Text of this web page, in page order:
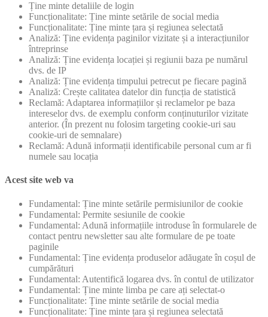
Ține minte detaliile de login
Funcționalitate: Ține minte setările de social media
Funcționalitate: Ține minte țara și regiunea selectată
Analiză: Ține evidența paginilor vizitate și a interacțiunilor
întreprinse
Analiză: Ține evidența locației și regiunii baza pe numărul
dvs. de IP
Analiză: Ține evidența timpului petrecut pe fiecare pagină
Analiză: Crește calitatea datelor din funcția de statistică
Reclamă: Adaptarea informațiilor și reclamelor pe baza
intereselor dvs. de exemplu conform conținuturilor vizitate
anterior. (În prezent nu folosim targeting cookie-uri sau
cookie-uri de semnalare)
Reclamă: Adună informații identificabile personal cum ar fi
numele sau locația
Acest site web va
Fundamental: Ține minte setările permisiunilor de cookie
Fundamental: Permite sesiunile de cookie
Fundamental: Adună informațiile introduse în formularele de
contact pentru newsletter sau alte formulare de pe toate
paginile
Fundamental: Ține evidența produselor adăugate în coșul de
cumpărături
Fundamental: Autentifică logarea dvs. în contul de utilizator
Fundamental: Ține minte limba pe care ați selectat-o
Funcționalitate: Ține minte setările de social media
Funcționalitate: Ține minte țara și regiunea selectată